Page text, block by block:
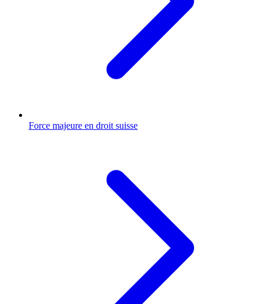
Force majeure en droit suisse